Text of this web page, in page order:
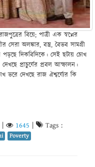
বিয়ে; পাত্রী এক স্বপ্নের
সেরা অলঙ্কার, বস্ত্র, বৈভব সামগ্রী
পড়ছে দিকবিদিকে। সেই ছটায় চোখ
দেখছে প্রাচুর্যের প্রবল আস্ফালন।
ভরে দেখছে রাজ ঐশ্বর্য্যের কি
1645 Tags :
Poverty